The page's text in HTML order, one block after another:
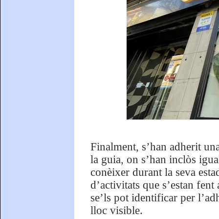
Finalment, s’han adherit
la guia, on s’han inclòs
conèixer durant la seva
d’activitats que s’estan
se’ls pot identificar per
lloc visible.